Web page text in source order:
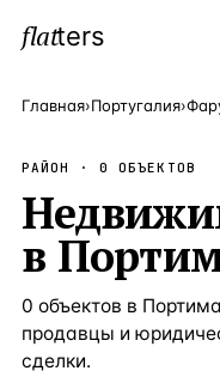
flatters
ПОПУЛЯРНЫЕ
Турция
Россия
Кипр —Страна
Главная›Португалия›
РАЙОН · 0 ОБЪЕКТОВ
в
0 объектов в
продавцы и
сделки.